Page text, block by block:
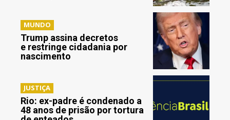
MUNDO
Trump assina decretos
e restringe cidadania por
nascimento
JUSTIÇA
Rio: ex-padre é condenado a
48 anos de prisão por tortura